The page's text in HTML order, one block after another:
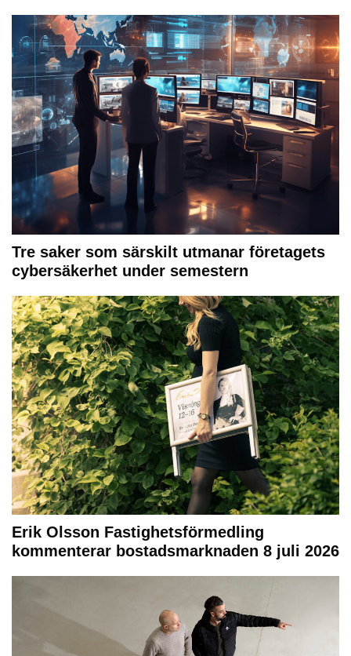
Tre saker som särskilt utmanar företagets
cybersäkerhet under semestern
Erik Olsson Fastighetsförmedling
kommenterar bostadsmarknaden 8 juli 2026